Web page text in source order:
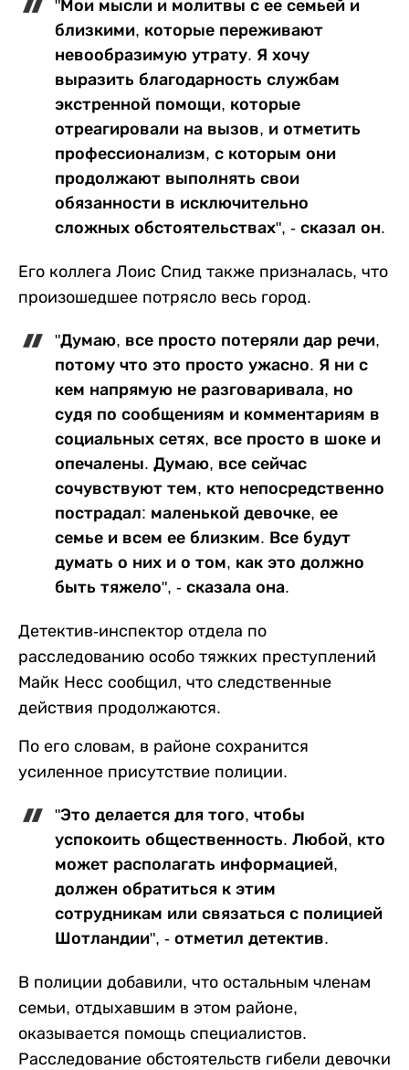
"Мои мысли и молитвы с ее семьей и
близкими, которые переживают
невообразимую утрату. Я хочу
выразить благодарность службам
экстренной помощи, которые
отреагировали на вызов, и отметить
профессионализм, с которым они
продолжают выполнять свои
обязанности в исключительно
сложных обстоятельствах", - сказал он.
Его коллега Лоис Спид также призналась, что
произошедшее потрясло весь город.
"Думаю, все просто потеряли дар речи,
потому что это просто ужасно. Я ни с
кем напрямую не разговаривала, но
судя по сообщениям и комментариям в
социальных сетях, все просто в шоке и
опечалены. Думаю, все сейчас
сочувствуют тем, кто непосредственно
пострадал: маленькой девочке, ее
семье и всем ее близким. Все будут
думать о них и о том, как это должно
быть тяжело", - сказала она.
Детектив-инспектор отдела по
расследованию особо тяжких преступлений
Майк Несс сообщил, что следственные
действия продолжаются.
По его словам, в районе сохранится
усиленное присутствие полиции.
"Это делается для того, чтобы
успокоить общественность. Любой, кто
может располагать информацией,
должен обратиться к этим
сотрудникам или связаться с полицией
Шотландии", - отметил детектив.
В полиции добавили, что остальным членам
семьи, отдыхавшим в этом районе,
оказывается помощь специалистов.
Расследование обстоятельств гибели девочки